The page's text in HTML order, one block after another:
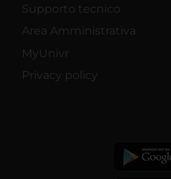
Supporto tecnico
Area Amministrativa
MyUnivr
Privacy policy